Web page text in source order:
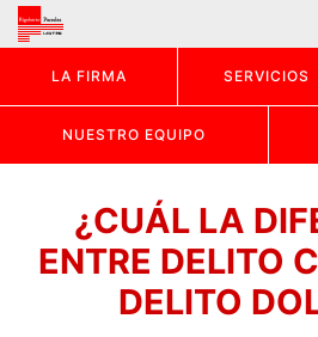
LA FIRMA SERVICIOS
NUESTRO EQUIPO
¿CUÁL LA
ENTRE DELITO
DELITO